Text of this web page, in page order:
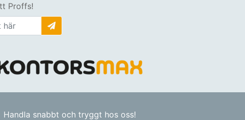
Proffs!
Handla snabbt och tryggt hos oss!